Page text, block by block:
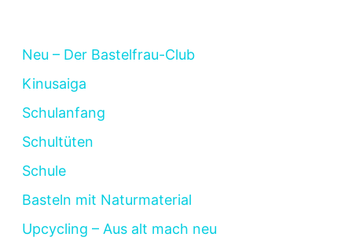
Neu – Der Bastelfrau-Club
Kinusaiga
Schulanfang
Schultüten
Schule
Basteln mit Naturmaterial
Upcycling – Aus alt mach neu